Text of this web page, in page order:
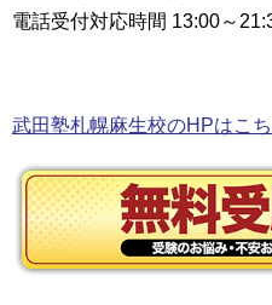
電話受付対応時間 13:00～
武田塾札幌麻生校のHPはこ